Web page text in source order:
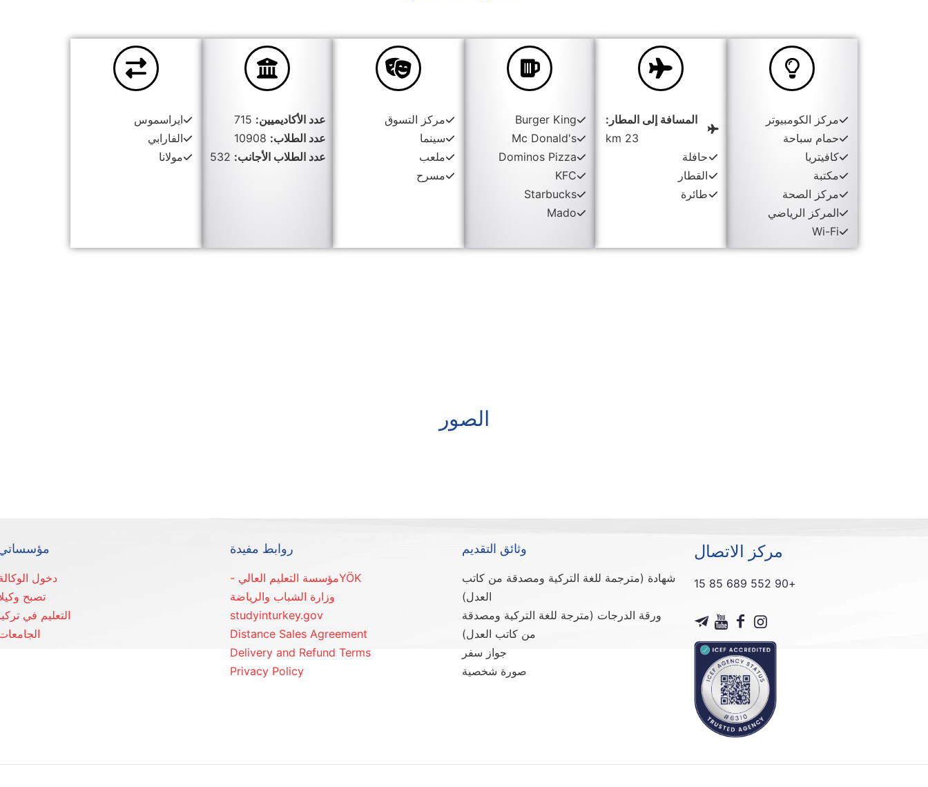
مركز الكومبيوتر
حمام سباحة
كافيتريا
مكتبة
مركز الصحة
المركز الرياضي
Wi-Fi
المسافة إلى المطار:
23 km
حافلة
القطار
طائرة
Burger King
Mc Donald's
Dominos Pizza
KFC
Starbucks
Mado
مركز التسوق
سينما
ملعب
مسرح
عدد الأكاديميين:
عدد الطلاب:
عدد الطلاب الأجانب:
ايراسموس
الفارابي
مولانا
الصور
مركز الاتصال
+90 552 689 85 15
وثائق التقديم
شهادة (مترجمة للغة التركية ومصدقة من كاتب
العدل)
ورقة الدرجات (مترجة للغة التركية ومصدقة
من كاتب العدل)
جواز سفر
صورة شخصية
روابط مفيدة
YÖKمؤسسة التعليم العالي -
وزارة الشباب والرياضة
studyinturkey.gov
Distance Sales Agreement
Delivery and Refund Terms
Privacy Policy
دخول
تصبح
التعليم في